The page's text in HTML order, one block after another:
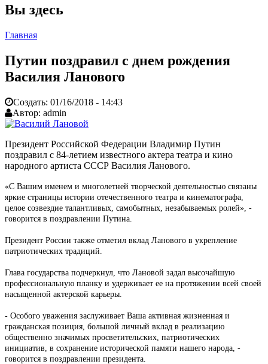
Вы здесь
Главная
Путин поздравил с днем рождения
Василия Ланового
Создать: 01/16/2018 - 14:43
Автор: admin
Президент Российской Федерации Владимир Путин
поздравил с 84-летием известного актера театра и кино
народного артиста СССР Василия Ланового.
«С Вашим именем и многолетней творческой деятельностью связаны
яркие страницы истории отечественного театра и кинематографа,
целое созвездие талантливых, самобытных, незабываемых ролей», -
говорится в поздравлении Путина.
Президент России также отметил вклад Ланового в укрепление
патриотических традиций.
Глава государства подчеркнул, что Лановой задал высочайшую
профессиональную планку и удерживает ее на протяжении всей своей
насыщенной актерской карьеры.
- Особого уважения заслуживает Ваша активная жизненная и
гражданская позиция, большой личный вклад в реализацию
общественно значимых просветительских, патриотических
инициатив, в сохранение исторической памяти нашего народа, -
говорится в поздравлении президента.